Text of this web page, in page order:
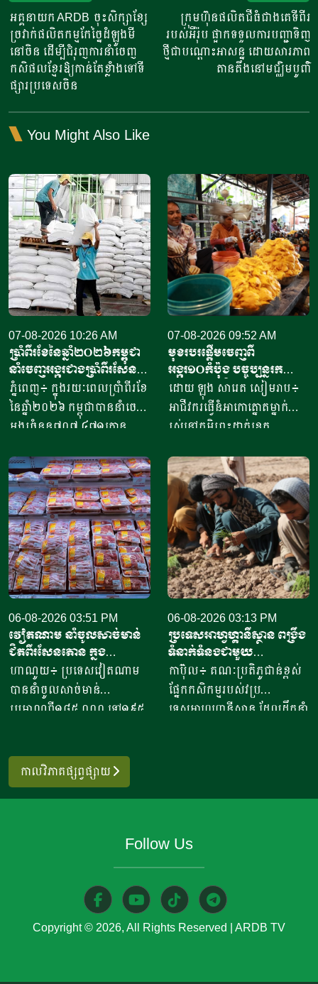
navigation
អគ្គនាយក ARDB ចុះសិក្សាខ្សែ
ច្រវាក់ផលិតកម្មកែច្នៃដំឡូងមី
នៅចិន ដើម្បីជំរុញការនាំចេញ
កសិផលខ្មែរឱ្យកាន់តែខ្លាំងទៅទី
ផ្សារប្រទេសចិន
ក្រុមហ៊ុនផលិតជីធំជាងគេទីពីរ
របស់អឺរ៉ុប ផ្អាកទទួលការបញ្ជាទិញ
ថ្មីជាបណ្តោះអាសន្ន ដោយសារភាព
តានតឹងនៅមជ្ឈិមបូព៌ា
You Might Also Like
07-08-2026 10:26 AM
ប្រាំពីរខែនៃឆ្នាំ​២០២៦កម្ពុជា
នាំចេញអង្ករជាងប្រាំពីរសែន​
តោន គិតជាទឹកប្រាក់​
ជាង៤១៥លានដុល្លារ
ភ្នំពេញ៖ ក្នុងរយៈពេលប្រាំពីរខែ
នៃឆ្នាំ២០២៦ កម្ពុជាបាននាំចេញ
អង្ករចំនួន៧០៧ ៤៧១តោន​
ចំនួន៦១ក្រុមហ៊ុន ដោយនាំ
ចេញទៅកាន់គោលដៅចំនួន៦៦
ដែលក្នុងនោះទៅកាន់បណ្តា
ប្រទេសនៅក្នុងតំបន់អឺរ៉ុប
ចំនួន៣៣ ​បានបរិមាណអង្ករ
ចំនួន២០៧ ១៥៧តោន គិតជា
ទឹកប្រាក់ចំនួន១៥៦,៤៥​លាន
ដុល្លារ។ ឧកញ៉ា ឡាយ ឈុនហួ
ប្រធានសហព័ន្ធស្រូវអង្ករកម្ពុជា
បានមានប្រសាសន៍ថា ការនាំ
ចេញអង្ករសម្រាប់ឆ្នាំ២០២៦នេះ
នឹងសម្រេចបានជោគជ័យតាម
ផែនការ ហើយ​មិនមានបញ្ហាអ្វី
ចោទនោះទេ ជាពិសេស ស្រប
រដ្ឋាភិបាល ដឹកនាំរបស់ស
ម្តេចតេជោ ហ៊ុន សែន ជាអតីត
ម៉ាណែត នាយកដ្ឋមន្រ្តី។​​ ឧកញ៉ា
បញ្ជាក់ថា ជាលទ្ធផលត្រឹមប្រាំ
ពីរខែនេះ កម្ពុជានាំចេញបាន
ជាង៧០៧ ៤៧១តោន​ ធៀបនឹង
ឆ្នាំមុន​មានកំណើន៤០ភាគរយ
07-08-2026 09:52 AM
មុខរបរផ្តើមចេញពី
អង្ករ១០កំប៉ុង​ បច្ចុប្បន្ន​រក
ចំណូលបាន​ជិត១០លានរៀល
ក្នុងមួយថ្ងៃ
ដោយ ឡុង សារេត​ សៀមរាប៖ ​
អាជីវករ​​ធ្វើនំអាកោត្នោត​ម្នាក់
រស់នៅភូមិព្រះដាក់ខេត្ត
ចាប់ផ្តើម​ដំបូង​ចេញពីអង្ករ​
១០កំប៉ុង ឬមានទម្ងន់​ប្រហែល​បី
គីឡូក្រាម រហូតមកដល់ឆ្នាំ​
២០២៦នេះ អាច​លក់នំបាន​ពី៤
០០០ ទៅ​៨០០០នំ​ គិតជាប្រាក់
ចំណូលសរុបបានពីបីលានដល់​
ប្រាំបីលានរៀល​ក្នុងមួយថ្ងៃ​។ អ្នក
ស្រី ថ្លុង ថាន ម្ចាស់ហាង​យីហោ
“អាកោត្នោតព្រះដាក់” នៅឃុំព្រះ
ដាក់​ ស្រុក​បន្ទាយស្រី ខេត្ត
សៀមរាប​ បានឱ្យដឹង​ថា មុខរបរ
ធ្វើនំអាកោត្នោត​លក់ជូនប្រជា
ពលរដ្ឋនិងភ្ញៀវទេសចរណ៍
អន្តរជាតិ​ ក្នុងពេលសព្វថ្ងៃនេះ
ហើយ​នំអាកោត្នោតជាចំណីមួយ
ប្រភេទ​ ដែលប្រជាពលរដ្ឋរស់នៅ
ក្នុងតំបន់​និយម​ពិសា។​ អ្នកស្រី
លើកឡើង​ថា នៅក្នុងសម័យកូវីដ​
១៩ ​នំចំណី​ដែលប្រជាពលរដ្ឋ​
06-08-2026 03:51 PM
វៀតណាម នាំចូលសាច់មាន់
ជិតពីរសែនតោន ក្នុង
ឆមាសទី១ ដោយភាគច្រើននាំ
ចូលពីអាម៉េរិក
ហាណូយ៖ ប្រទេសវៀតណាម
បាននាំចូលសាច់មាន់
ប្រមាណពី១៨៥ ០០០ ទៅ១៩៥
នាំចូលពីសហរដ្ឋអាម៉េរិក មាន
រហូតដល់ជិត៦២ភាគរយនៃ
ប្រមាណពី១៩០ ទៅ២០៥លាន
ឡើងពី២៦ ទៅ៣៧,៦ភាគរយ
06-08-2026 03:13 PM
ប្រទេសអាហ្វហ្គានីស្ថាន ពង្រឹង
ទំនាក់ទំនងជាមួយ
ប្រទេសម៉ុលដូវ៉ា ដើម្បីជំរុញ
កិច្ចសហប្រតិបត្តិការផ្នែក
វិទ្យាសាស្ត្រ និងកសិកម្ម
កាប៊ុល៖ គណៈប្រតិភូជាន់ខ្ពស់
ផ្នែកកសិកម្មរបស់វប្រ
ទេសអាហ្វហ្គានីស្ថាន ដែលដឹកនាំ
ប្រតិបត្តិការរវាងប្រទេសទាំងពីរ
គ្រប់គ្រងសត្វល្អិតចង្រៃ។
កាលវិភាគផ្សព្វផ្សាយ
Follow Us
Copyright © 2026, All Rights Reserved ARDB TV